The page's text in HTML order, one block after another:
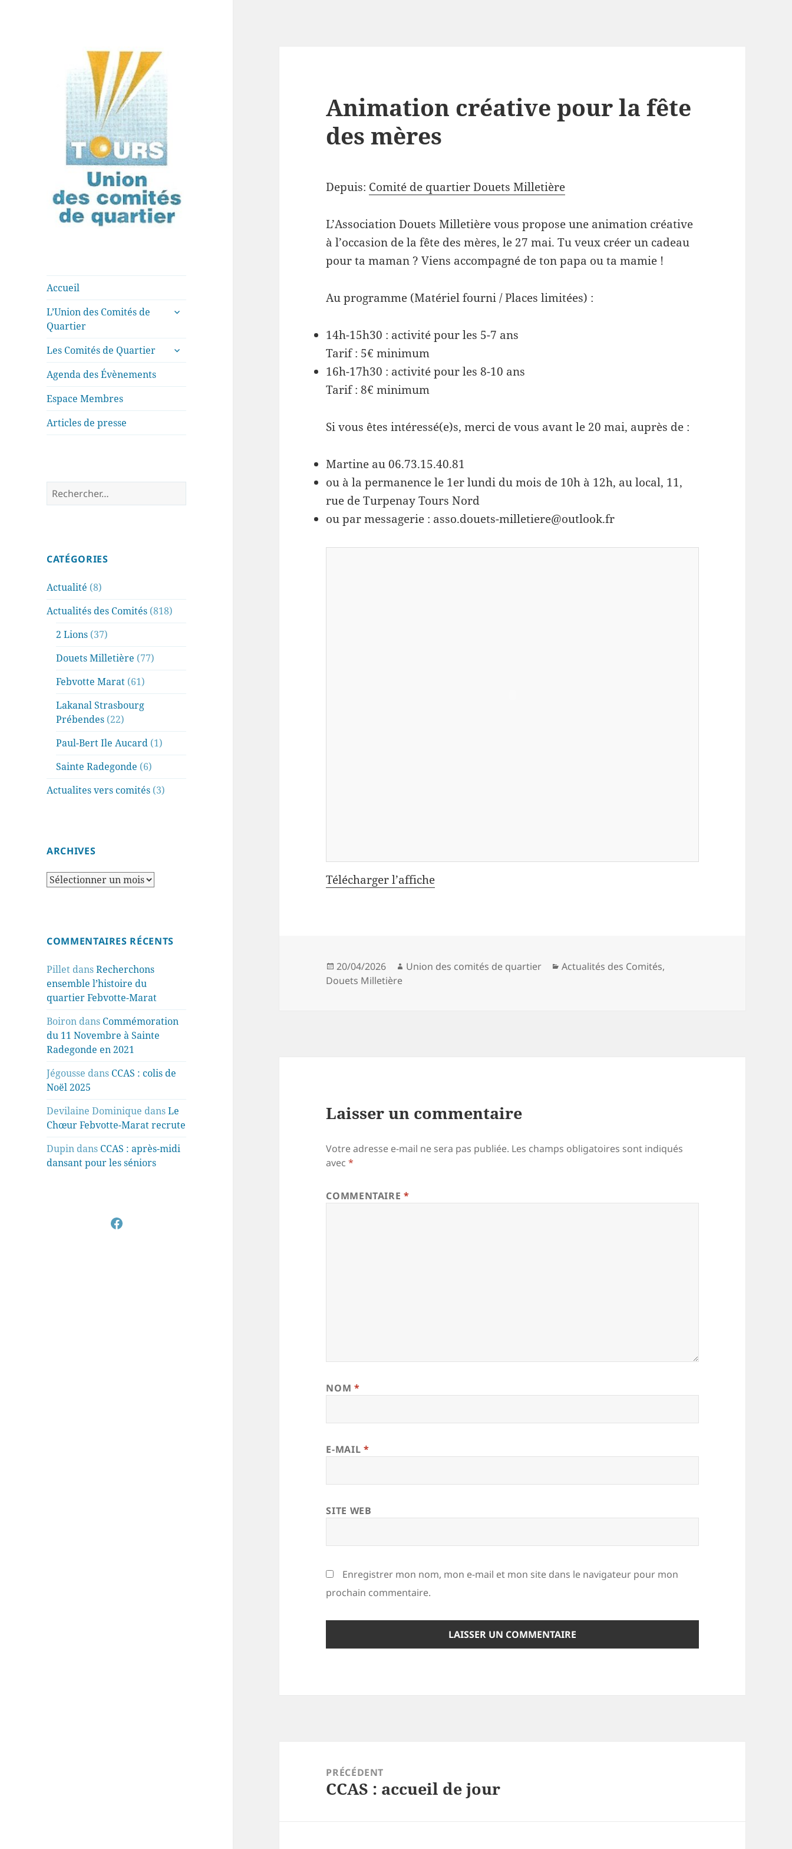
quartier de la
ville de Tours
Accueil
L’Union des Comités de
Quartier
ouvrir
menu
Les Comités de Quartier
ouvrir
le
menu
Agenda des Évènements
Espace Membres
Articles de presse
Rechercher :
CATÉGORIES
Actualité (8)
Actualités des Comités (818)
2 Lions (37)
Douets Milletière (77)
Febvotte Marat (61)
Lakanal Strasbourg
Prébendes (22)
Paul-Bert Ile Aucard (1)
Sainte Radegonde (6)
Actualites vers comités (3)
ARCHIVES
Archives
COMMENTAIRES RÉCENTS
Pillet dansRecherchons
ensemble l’histoire du
quartier Febvotte-Marat
Boiron dans Commémoration
du 11 Novembre à Sainte
Radegonde en 2021
Jégousse dans CCAS : colis de
Noël 2025
Devilaine Dominique dansLe
Chœur Febvotte-Marat recrute
Dupin dans CCAS : après-midi
dansant pour les séniors
Facebook
Animation créative pour la fête
des mères
Depuis: Comité de quartier Douets Milletière
L’Association Douets Milletière vous propose une animation créative
à l’occasion de la fête des mères, le 27 mai. Tu veux créer un cadeau
pour ta maman ? Viens accompagné de ton papa ou ta mamie !
Au programme (Matériel fourni / Places limitées) :
14h-15h30 : activité pour les 5-7 ans
Tarif : 5€ minimum
16h-17h30 : activité pour les 8-10 ans
Tarif : 8€ minimum
Si vous êtes intéressé(e)s, merci de vous avant le 20 mai, auprès de :
Martine au 06.73.15.40.81
ou à la permanence le 1er lundi du mois de 10h à 12h, au local, 11,
rue de Turpenay Tours Nord
ou par messagerie : asso.douets-milletiere@outlook.fr
Télécharger l’affiche
Publié
le
20/04/2026 Auteur
Union des comités de quartier Catégories
Actualités des Comités,
Douets Milletière
Laisser un commentaire
Votre adresse e-mail ne sera pas publiée. Les champs obligatoires sont indiqués
avec*
COMMENTAIRE*
NOM *
E-MAIL *
SITE WEB
Enregistrer mon nom, mon e-mail et mon site dans le navigateur pour mon
prochain commentaire.
PRÉCÉDENT
Article
CCAS : accueil de jour